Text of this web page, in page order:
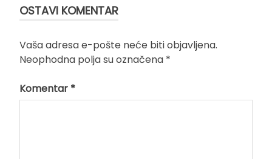
OSTAVI KOMENTAR
Vaša adresa e-pošte neće biti objavljena.
Neophodna polja su označena *
Komentar *